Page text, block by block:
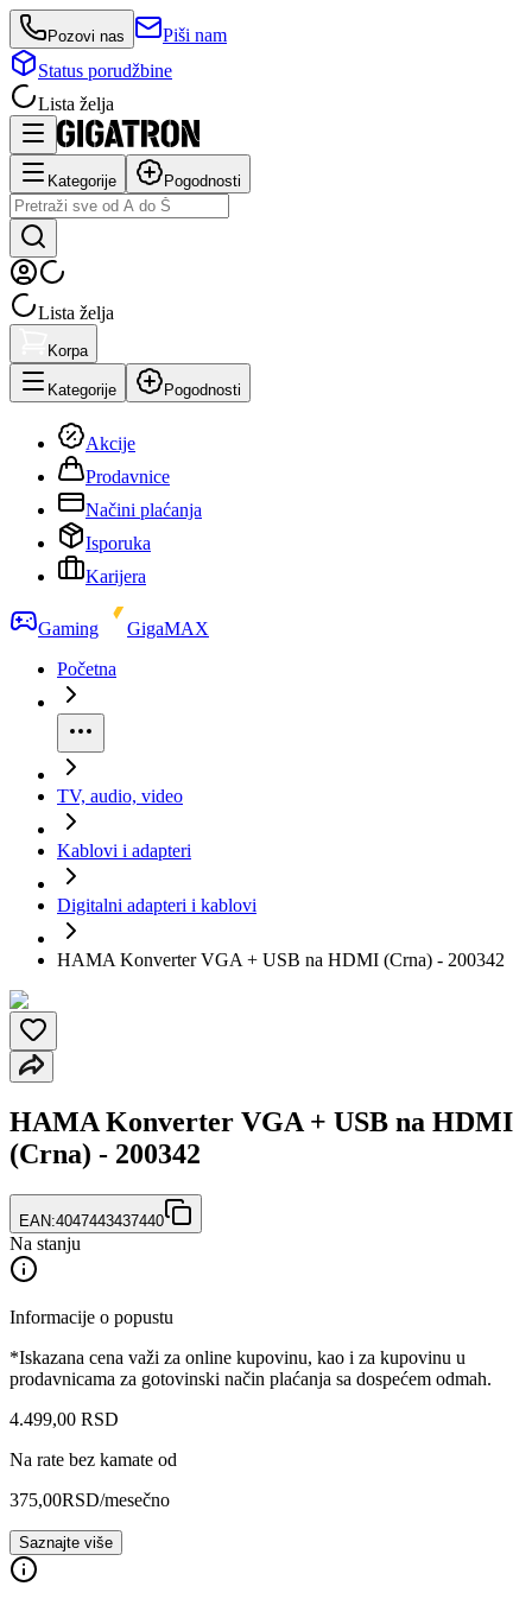
Pozovi nas
Piši nam
Status porudžbine
Lista želja
Kategorije Pogodnosti
Lista želja
Korpa
Kategorije Pogodnosti
Akcije
Prodavnice
Načini plaćanja
Isporuka
Karijera
Gaming
GigaMAX
Početna
TV, audio, video
Kablovi i adapteri
Digitalni adapteri i kablovi
HAMA Konverter VGA + USB na HDMI (Crna) - 200342
HAMA Konverter VGA + USB na HDMI
(Crna) - 200342
EAN:4047443437440
Na stanju
Informacije o popustu
*Iskazana cena važi za online kupovinu, kao i za kupovinu u
prodavnicama za gotovinski način plaćanja sa dospećem odmah.
4.499,00 RSD
Na rate bez kamate od
375,00RSD/mesečno
Saznajte više